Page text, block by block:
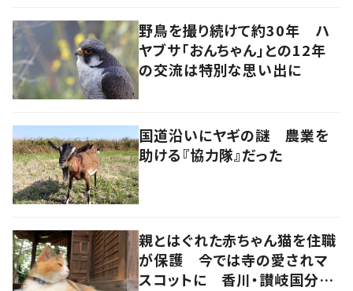
野鳥を撮り続けて約30年 ハ
ヤブサ「おんちゃん」との12年
の交流は特別な思い出に
国道沿いにヤギの謎 農業を
助ける『協力隊』だった
親とはぐれた赤ちゃん猫を住職
が保護 今では寺の愛されマ
スコットに 香川・讃岐国分寺